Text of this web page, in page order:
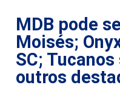
MDB pode
Moisés;
SC;
outros